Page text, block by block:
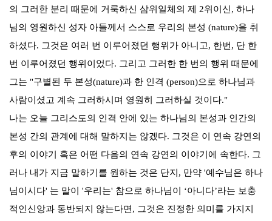
의 그러한 분리 때문에 거룩하신 삼위일체의 제 2위이신 , 하나
님의 영원하신 성자 아들께서 스스로 우리의 본성 (nature)을 취
하셨다. 그것은 여러 번 이루어졌던 행위가 아니고, 한번 , 단 한
번 이루어졌던 행위이었다. 그리고 그러한 한 번의 행위 때문에
그는 "구별된 두 본성(nature)과 한 인격 (person)으로 하나님과
사람이셨고 계속 그러하시며 영원히 그러하실 것이다."
나는 오늘 그리스도의 인격 안에 있는 하나님의 본성과 인간의
본성 간의 관계에 대해 말하지는 않겠다. 그것은 이 연속 강연의
후의 이야기 혹은 어떤 다음의 연속 강연의 이야기에 속한다. 그
러나 내가 지금 말하기를 원하는 것은 단지 , 만약 '예수님은 하나
님이시다' 는 말이 '우리는' 참으로 하나님이 ‘아니다’라는 보충
적인신앙과 동반되지 않는다면 , 그것은 진정한 의미를 가지지